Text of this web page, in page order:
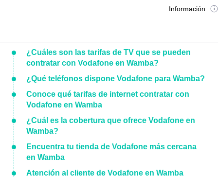
Información
¿Cuáles son las tarifas de TV que se pueden
contratar con Vodafone en Wamba?
¿Qué teléfonos dispone Vodafone para Wamba?
Conoce qué tarifas de internet contratar con
Vodafone en Wamba
¿Cuál es la cobertura que ofrece Vodafone en
Wamba?
Encuentra tu tienda de Vodafone más cercana
en Wamba
Atención al cliente de Vodafone en Wamba